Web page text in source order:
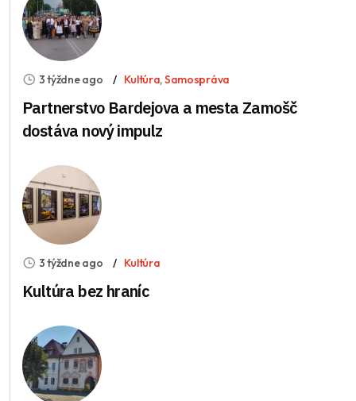
3 týždne ago Kultúra,Samospráva
Partnerstvo Bardejova a mesta Zamošč
dostáva nový impulz
3 týždne ago Kultúra
Kultúra bez hraníc